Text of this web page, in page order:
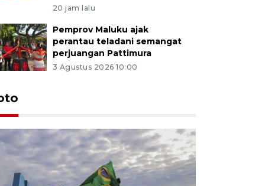
20 jam lalu
Pemprov Maluku ajak
perantau teladani semangat
perjuangan Pattimura
3 Agustus 2026 10:00